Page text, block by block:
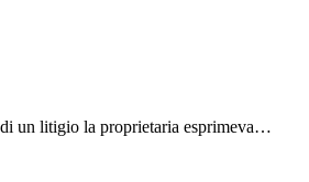
di un litigio la proprietaria esprimeva…